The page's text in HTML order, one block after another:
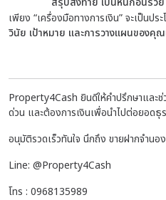
เพียง “เครื่องมือทางการเงิน”จะเป็นปร
วินัย เป้าหมาย และการวางแผนของคุณ
Property4Cash ยินดีให้คำปรึกษาและ
ด่วน และต้องการเงินเพื่อนำไปต่อยอดธุ
อนุมัติรวดเร็วทันใจ นึกถึง ขายฝากจำน
Line: @Property4Cash
โทร : 0968135989